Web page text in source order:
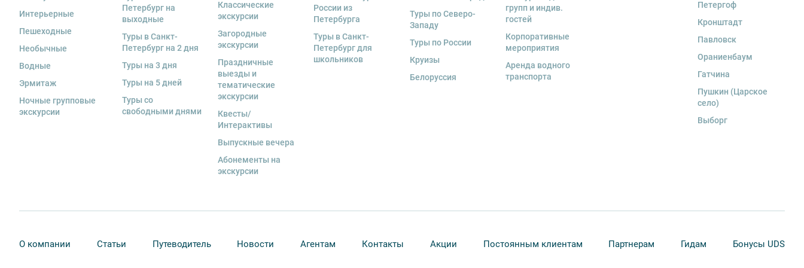
экскурсанта. В случае утери или порчи оборудования экскурсант обязан возместить полную
стоимость комплекта в размере 5500 руб. 00 коп.
Внимание! В составе экскурсионного маршрута возможны изменения, так как некоторые
интерьеры могут быть недоступны по решению руководства объекта.
Интерьерные
Пешеходные
Необычные
Водные
Эрмитаж
Ночные групповые
экскурсии
Петербург на
выходные
Туры в Санкт-
Петербург на 2 дня
Туры на 3 дня
Туры на 5 дней
Туры со
свободными днями
Классические
экскурсии
Загородные
экскурсии
Праздничные
выезды и
тематические
экскурсии
Квесты/
Интерактивы
Выпускные вечера
Абонементы на
экскурсии
России из
Петербурга
Туры в Санкт-
Петербург для
школьников
Туры по Северо-
Западу
Туры по России
Круизы
Белоруссия
групп и индив.
гостей
Корпоративные
мероприятия
Аренда водного
транспорта
Петергоф
Кронштадт
Павловск
Ораниенбаум
Гатчина
Пушкин (Царское
село)
Выборг
О компании Статьи Путеводитель Новости Агентам Контакты Акции Постоянным клиентам Партнерам Гидам Бонусы UDS